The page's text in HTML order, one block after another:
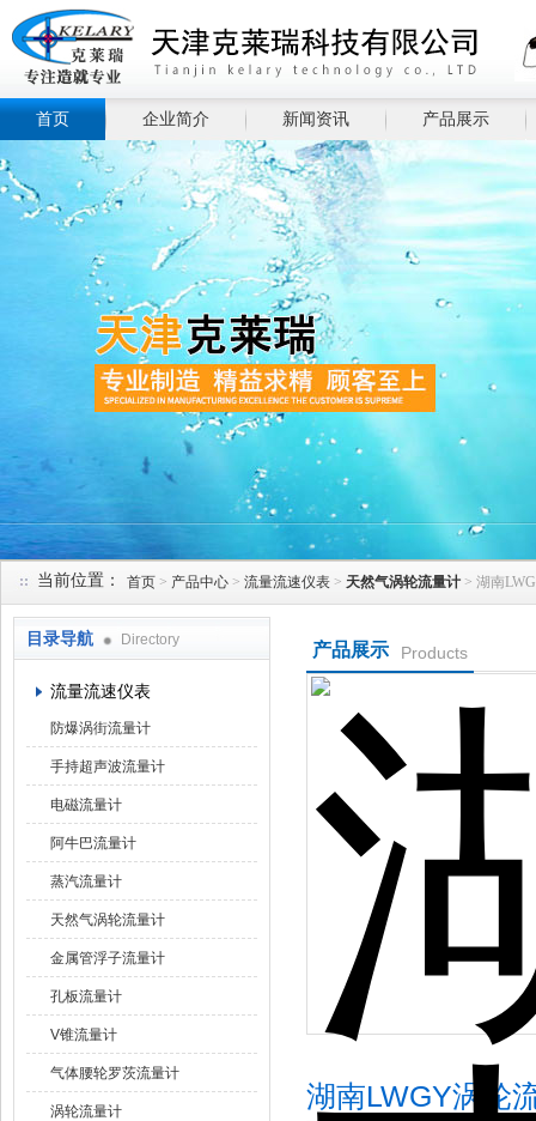
首页 企业简介 新闻资讯 产品展示
当前位置： 首页 > 产品中心 > 流量流速仪表 > 天然气涡轮流量计 > 湖南
目录导航 Directory
流量流速仪表
防爆涡街流量计
手持超声波流量计
电磁流量计
阿牛巴流量计
蒸汽流量计
天然气涡轮流量计
金属管浮子流量计
孔板流量计
V锥流量计
气体腰轮罗茨流量计
涡轮流量计
产品展示 Products
湖南LWGY涡轮